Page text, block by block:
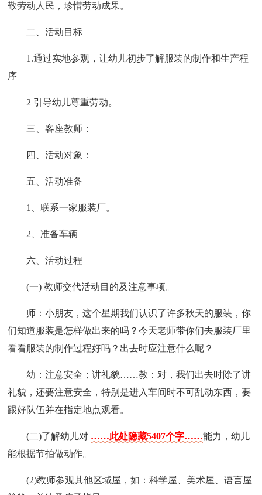
敬劳动人民，珍惜劳动成果。
二、活动目标
1.通过实地参观，让幼儿初步了解服装的制作和生产程
序
2 引导幼儿尊重劳动。
三、客座教师：
四、活动对象：
五、活动准备
1、联系一家服装厂。
2、准备车辆
六、活动过程
(一) 教师交代活动目的及注意事项。
师：小朋友，这个星期我们认识了许多秋天的服装，你
们知道服装是怎样做出来的吗？今天老师带你们去服装厂里
看看服装的制作过程好吗？出去时应注意什么呢？
幼：注意安全；讲礼貌……教：对，我们出去时除了讲
礼貌，还要注意安全，特别是进入车间时不可乱动东西，要
跟好队伍并在指定地点观看。
(二)了解幼儿对 ……此处隐藏5407个字……能力，幼儿
能根据节拍做动作。
(2)教师参观其他区域屋，如：科学屋、美术屋、语言屋